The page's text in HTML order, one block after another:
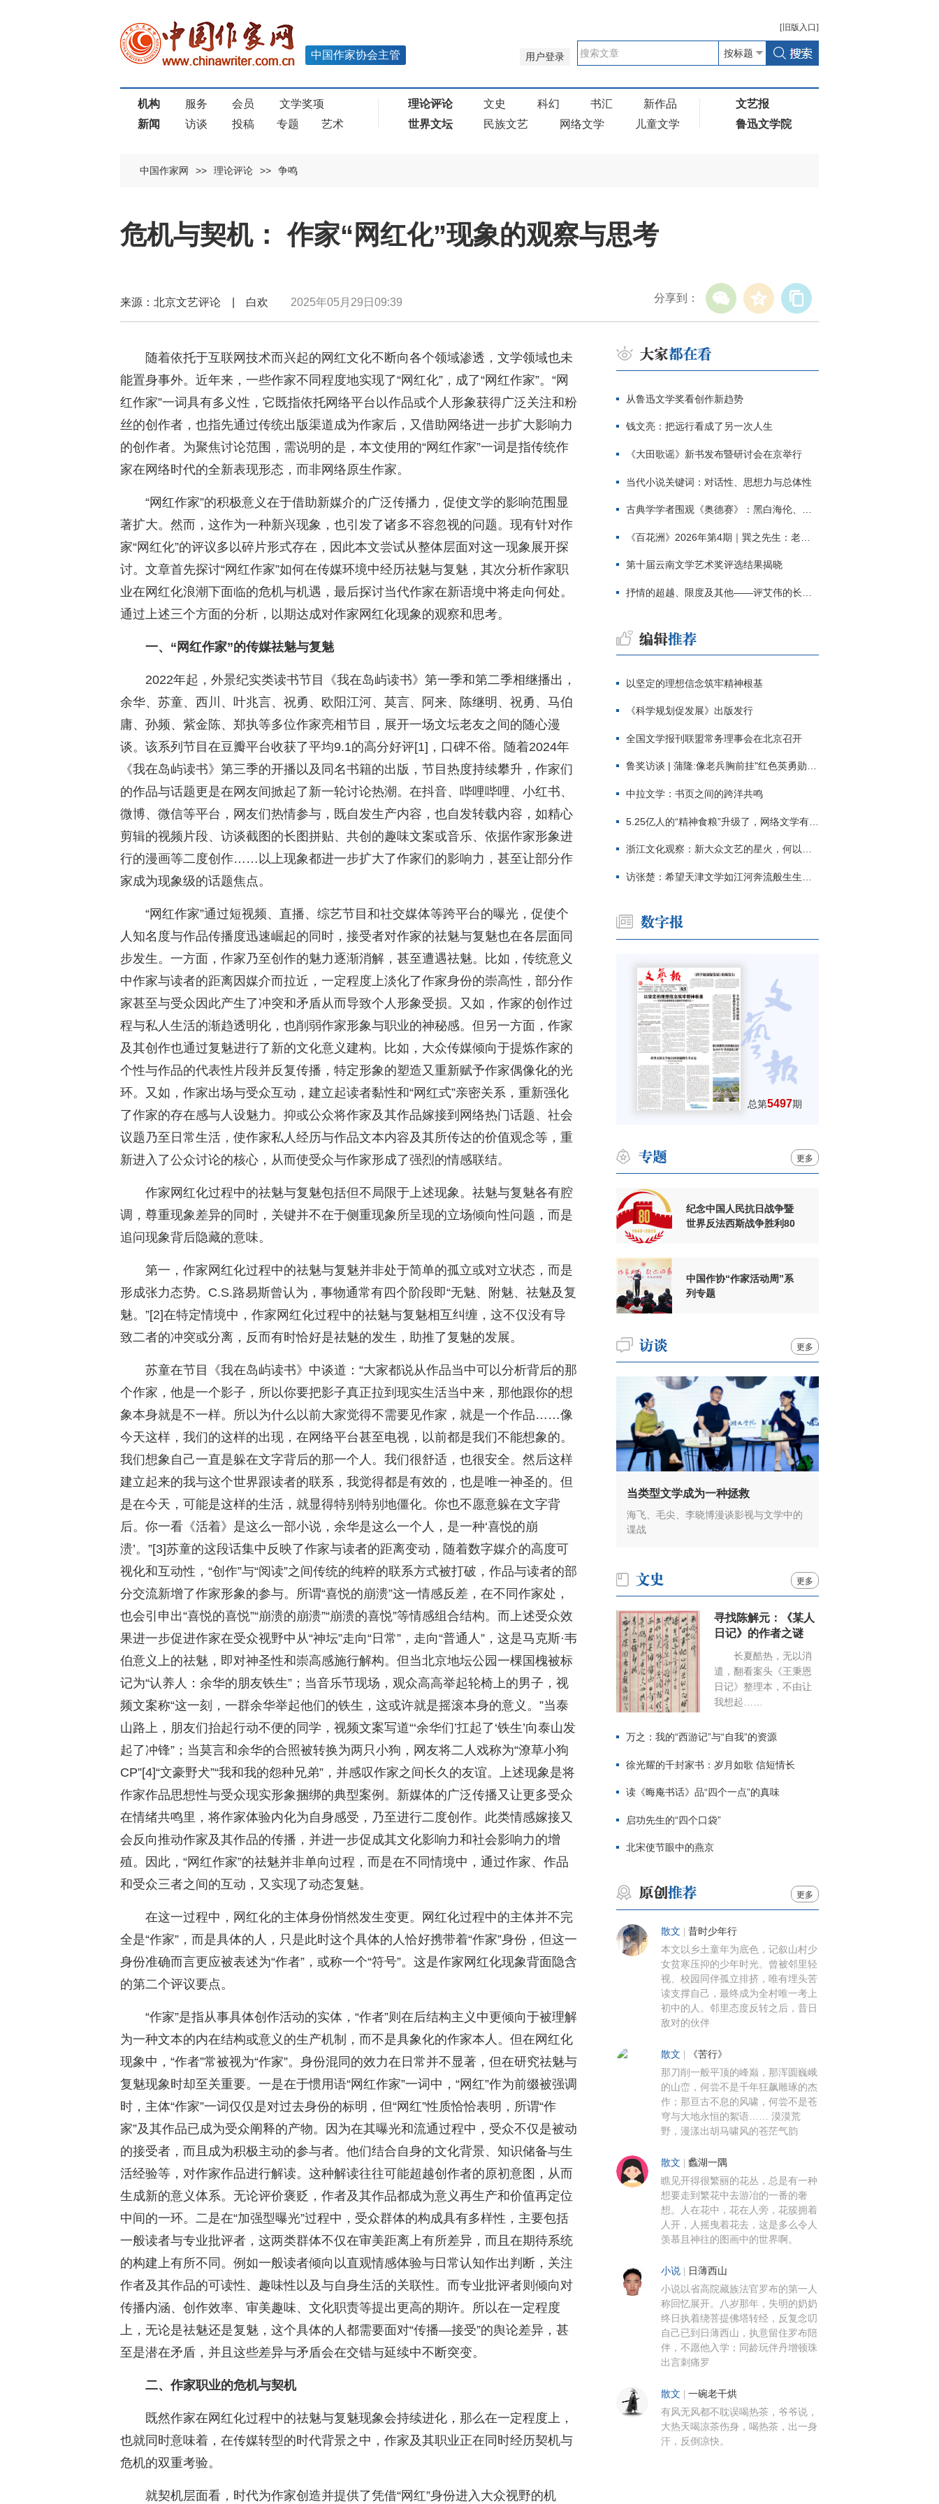
[ 旧版 入口]
用户登录
中国作家协会主管
机构 服务 会员
文学奖项
新闻
访谈 投稿 专题 艺术
理论评论 文史 科幻 书汇
新作品
世界文坛
民族文艺 网络文学 儿童文学
文艺报
鲁迅文学院
中国作家网 >> 理论评论 >> 争鸣
危机与契机： 作家“网红化”现象的观察与思考
分享到：
来源：北京文艺评论 | 白欢 2025年05月29日09:39
随着依托于互联网技术而兴起的网红文化不断向各个领域渗透，文学领域也未
能置身事外。近年来，一些作家不同程度地实现了“网红化”，成了“网红作家”。“网
红作家”一词具有多义性，它既指依托网络平台以作品或个人形象获得广泛关注和粉
丝的创作者，也指先通过传统出版渠道成为作家后，又借助网络进一步扩大影响力
的创作者。为聚焦讨论范围，需说明的是，本文使用的“网红作家”一词是指传统作
家在网络时代的全新表现形态，而非网络原生作家。
“网红作家”的积极意义在于借助新媒介的广泛传播力，促使文学的影响范围显
著扩大。然而，这作为一种新兴现象，也引发了诸多不容忽视的问题。现有针对作
家“网红化”的评议多以碎片形式存在，因此本文尝试从整体层面对这一现象展开探
讨。文章首先探讨“网红作家”如何在传媒环境中经历祛魅与复魅，其次分析作家职
业在网红化浪潮下面临的危机与机遇，最后探讨当代作家在新语境中将走向何处。
通过上述三个方面的分析，以期达成对作家网红化现象的观察和思考。
一、“网红作家”的传媒祛魅与复魅
2022年起，外景纪实类读书节目《我在岛屿读书》第一季和第二季相继播出，
余华、苏童、西川、叶兆言、祝勇、欧阳江河、莫言、阿来、陈继明、祝勇、马伯
庸、孙频、紫金陈、郑执等多位作家亮相节目，展开一场文坛老友之间的随心漫
谈。该系列节目在豆瓣平台收获了平均9.1的高分好评[1]，口碑不俗。随着2024年
《我在岛屿读书》第三季的开播以及同名书籍的出版，节目热度持续攀升，作家们
的作品与话题更是在网友间掀起了新一轮讨论热潮。在抖音、哔哩哔哩、小红书、
微博、微信等平台，网友们热情参与，既自发生产内容，也自发转载内容，如精心
剪辑的视频片段、访谈截图的长图拼贴、共创的趣味文案或音乐、依据作家形象进
行的漫画等二度创作……以上现象都进一步扩大了作家们的影响力，甚至让部分作
家成为现象级的话题焦点。
“网红作家”通过短视频、直播、综艺节目和社交媒体等跨平台的曝光，促使个
人知名度与作品传播度迅速崛起的同时，接受者对作家的祛魅与复魅也在各层面同
步发生。一方面，作家乃至创作的魅力逐渐消解，甚至遭遇祛魅。比如，传统意义
中作家与读者的距离因媒介而拉近，一定程度上淡化了作家身份的崇高性，部分作
家甚至与受众因此产生了冲突和矛盾从而导致个人形象受损。又如，作家的创作过
程与私人生活的渐趋透明化，也削弱作家形象与职业的神秘感。但另一方面，作家
及其创作也通过复魅进行了新的文化意义建构。比如，大众传媒倾向于提炼作家的
个性与作品的代表性片段并反复传播，特定形象的塑造又重新赋予作家偶像化的光
环。又如，作家出场与受众互动，建立起读者黏性和“网红式”亲密关系，重新强化
了作家的存在感与人设魅力。抑或公众将作家及其作品嫁接到网络热门话题、社会
议题乃至日常生活，使作家私人经历与作品文本内容及其所传达的价值观念等，重
新进入了公众讨论的核心，从而使受众与作家形成了强烈的情感联结。
作家网红化过程中的祛魅与复魅包括但不局限于上述现象。祛魅与复魅各有腔
调，尊重现象差异的同时，关键并不在于侧重现象所呈现的立场倾向性问题，而是
追问现象背后隐藏的意味。
第一，作家网红化过程中的祛魅与复魅并非处于简单的孤立或对立状态，而是
形成张力态势。C.S.路易斯曾认为，事物通常有四个阶段即“无魅、附魅、祛魅及复
魅。”[2]在特定情境中，作家网红化过程中的祛魅与复魅相互纠缠，这不仅没有导
致二者的冲突或分离，反而有时恰好是祛魅的发生，助推了复魅的发展。
苏童在节目《我在岛屿读书》中谈道：“大家都说从作品当中可以分析背后的那
个作家，他是一个影子，所以你要把影子真正拉到现实生活当中来，那他跟你的想
象本身就是不一样。所以为什么以前大家觉得不需要见作家，就是一个作品……像
今天这样，我们的这样的出现，在网络平台甚至电视，以前都是我们不能想象的。
我们想象自己一直是躲在文字背后的那一个人。我们很舒适，也很安全。然后这样
建立起来的我与这个世界跟读者的联系，我觉得都是有效的，也是唯一神圣的。但
是在今天，可能是这样的生活，就显得特别特别地僵化。你也不愿意躲在文字背
后。你一看《活着》是这么一部小说，余华是这么一个人，是一种‘喜悦的崩
溃’。”[3]苏童的这段话集中反映了作家与读者的距离变动，随着数字媒介的高度可
视化和互动性，“创作”与“阅读”之间传统的纯粹的联系方式被打破，作品与读者的部
分交流新增了作家形象的参与。所谓“喜悦的崩溃”这一情感反差，在不同作家处，
也会引申出“喜悦的喜悦”“崩溃的崩溃”“崩溃的喜悦”等情感组合结构。而上述受众效
果进一步促进作家在受众视野中从“神坛”走向“日常”，走向“普通人”，这是马克斯·韦
伯意义上的祛魅，即对神圣性和崇高感施行解构。但当北京地坛公园一棵国槐被标
记为“认养人：余华的朋友铁生”；当音乐节现场，观众高高举起轮椅上的男子，视
频文案称“这一刻，一群余华举起他们的铁生，这或许就是摇滚本身的意义。”当泰
山路上，朋友们抬起行动不便的同学，视频文案写道“‘余华们’扛起了‘铁生’向泰山发
起了冲锋”；当莫言和余华的合照被转换为两只小狗，网友将二人戏称为“潦草小狗
CP”[4]“文豪野犬”“我和我的怨种兄弟”，并感叹作家之间长久的友谊。上述现象是将
作家作品思想性与受众现实形象捆绑的典型案例。新媒体的广泛传播又让更多受众
在情绪共鸣里，将作家体验内化为自身感受，乃至进行二度创作。此类情感嫁接又
会反向推动作家及其作品的传播，并进一步促成其文化影响力和社会影响力的增
殖。因此，“网红作家”的祛魅并非单向过程，而是在不同情境中，通过作家、作品
和受众三者之间的互动，又实现了动态复魅。
在这一过程中，网红化的主体身份悄然发生变更。网红化过程中的主体并不完
全是“作家”，而是具体的人，只是此时这个具体的人恰好携带着“作家”身份，但这一
身份准确而言更应被表述为“作者”，或称一个“符号”。这是作家网红化现象背面隐含
的第二个评议要点。
“作家”是指从事具体创作活动的实体，“作者”则在后结构主义中更倾向于被理解
为一种文本的内在结构或意义的生产机制，而不是具象化的作家本人。但在网红化
现象中，“作者”常被视为“作家”。身份混同的效力在日常并不显著，但在研究祛魅与
复魅现象时却至关重要。一是在于惯用语“网红作家”一词中，“网红”作为前缀被强调
时，主体“作家”一词仅仅是对过去身份的标明，但“网红”性质恰恰表明，所谓“作
家”及其作品已成为受众阐释的产物。因为在其曝光和流通过程中，受众不仅是被动
的接受者，而且成为积极主动的参与者。他们结合自身的文化背景、知识储备与生
活经验等，对作家作品进行解读。这种解读往往可能超越创作者的原初意图，从而
生成新的意义体系。无论评价褒贬，作者及其作品都成为意义再生产和价值再定位
中间的一环。二是在“加强型曝光”过程中，受众群体的构成具有多样性，主要包括
一般读者与专业批评者，这两类群体不仅在审美距离上有所差异，而且在期待系统
的构建上有所不同。例如一般读者倾向以直观情感体验与日常认知作出判断，关注
作者及其作品的可读性、趣味性以及与自身生活的关联性。而专业批评者则倾向对
传播内涵、创作效率、审美趣味、文化职责等提出更高的期许。所以在一定程度
上，无论是祛魅还是复魅，这个具体的人都需要面对“传播—接受”的舆论差异，甚
至是潜在矛盾，并且这些差异与矛盾会在交错与延续中不断突变。
二、作家职业的危机与契机
既然作家在网红化过程中的祛魅与复魅现象会持续进化，那么在一定程度上，
也就同时意味着，在传媒转型的时代背景之中，作家及其职业正在同时经历契机与
危机的双重考验。
就契机层面看，时代为作家创造并提供了凭借“网红”身份进入大众视野的机
从鲁迅文学奖看创作新趋势
钱文亮：把远行看成了另一次人生
《大田歌谣》新书发布暨研讨会在京举行
当代小说关键词：对话性、思想力与总体性
古典学学者围观《奥德赛》：黑白海伦、佩涅罗佩的别针与神秘入侵者
《百花洲》2026年第4期｜巽之先生：老兵朱向前侧记三题
第十届云南文学艺术奖评选结果揭晓
抒情的超越、限度及其他——评艾伟的长篇小说《春歌》
以坚定的理想信念筑牢精神根基
《科学规划促发展》出版发行
全国文学报刊联盟常务理事会在北京召开
鲁奖访谈 | 蒲隆:像老兵胸前挂"红色英勇勋章"
中拉文学：书页之间的跨洋共鸣
5.25亿人的“精神食粮”升级了，网络文学有了哪些新变化？
浙江文化观察：新大众文艺的星火，何以燎原？
访张楚：希望天津文学如江河奔流般生生不息
总第5497期
更多
纪念中国人民抗日战争暨
世界反法西斯战争胜利80
中国作协“作家活动周”系
列专题
更多
当类型文学成为一种拯救
海飞、毛尖、李晓博漫谈影视与文学中的
谍战
更多
寻找陈解元：《某人
日记》的作者之谜
长夏酷热，无以消
遣，翻看案头《王秉恩
日记》整理本，不由让
我想起……
万之：我的“西游记”与“自我”的资源
徐光耀的千封家书：岁月如歌 信短情长
读《晦庵书话》品“四个一点”的真味
启功先生的“四个口袋”
北宋使节眼中的燕京
更多
散文 昔时少年行
本文以乡土童年为底色，记叙山村少
女贫寒压抑的少年时光。曾被邻里轻
视、校园同伴孤立排挤，唯有埋头苦
读支撑自己，最终成为全村唯一考上
初中的人。邻里态度反转之后，昔日
敌对的伙伴
散文 《苦行》
那刀削一般平顶的峰巅，那浑圆巍峨
的山峦，何尝不是千年狂飙雕琢的杰
作；那亘古不息的风啸，何尝不是苍
穹与大地永恒的絮语…… 漠漠荒
野，漫漾出胡马啸风的苍茫气韵
散文 蠡湖一隅
瞧见开得很繁丽的花丛，总是有一种
想要走到繁花中去游冶的一番的奢
想。人在花中，花在人旁，花簇拥着
人开，人摇曳着花去，这是多么令人
羡慕且神往的图画中的世界啊。
小说 日薄西山
小说以省高院藏族法官罗布的第一人
称回忆展开。八岁那年，失明的奶奶
终日执着绕菩提佛塔转经，反复念叨
自己已到日薄西山，执意留住罗布陪
伴，不愿他入学；同龄玩伴丹增顿珠
出言刺痛罗
散文 一碗老干烘
有风无风都不耽误喝热茶，爷爷说，
大热天喝凉茶伤身，喝热茶，出一身
汗，反倒凉快。